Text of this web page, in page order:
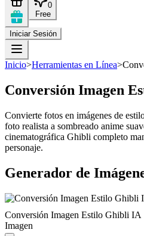
0
Free
Iniciar Sesión
Inicio>Herramientas en Línea>
Conversión Imagen
Convierte fotos en imágenes de
foto realista a sombreado anime
cinematográfica Ghibli completo
personaje.
Generador de
Conversión Imagen Estilo Ghibli IA
Imagen